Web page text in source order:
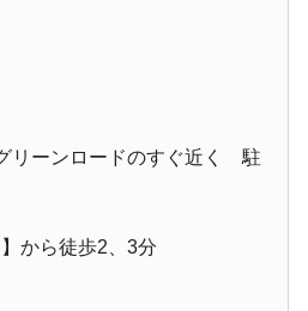
リーンロードのすぐ近く 駐
から徒歩2、3分